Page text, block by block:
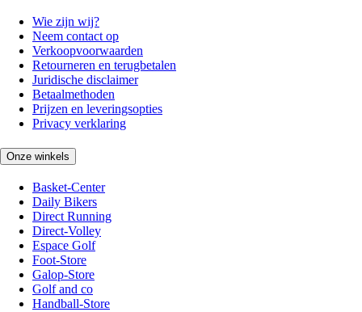
Wie zijn wij?
Neem contact op
Verkoopvoorwaarden
Retourneren en terugbetalen
Juridische disclaimer
Betaalmethoden
Prijzen en leveringsopties
Privacy verklaring
Onze winkels
Basket-Center
Daily Bikers
Direct Running
Direct-Volley
Espace Golf
Foot-Store
Galop-Store
Golf and co
Handball-Store